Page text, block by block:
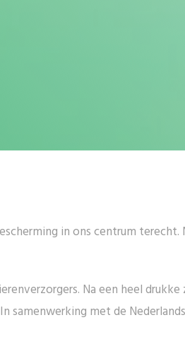
in ons centrum
Na een heel
met de